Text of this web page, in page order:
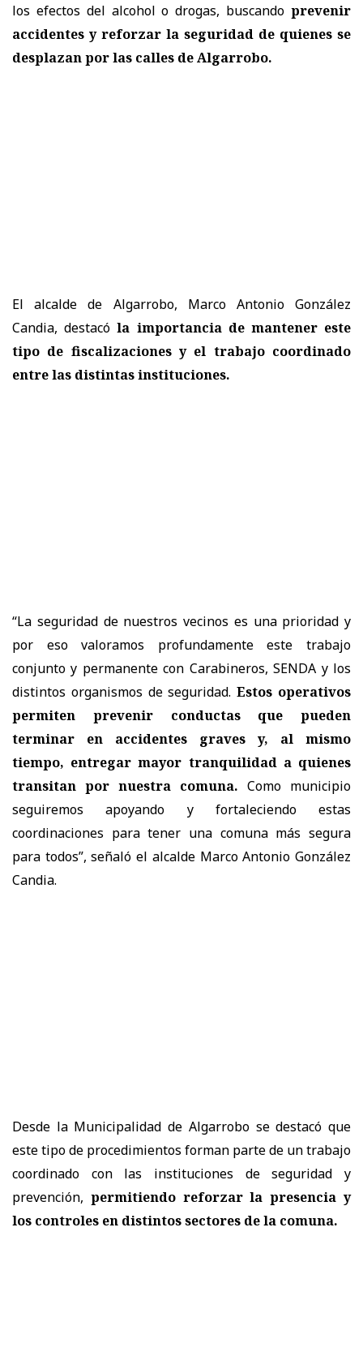
los efectos del alcohol o drogas, buscando prevenir
accidentes y reforzar la seguridad de quienes se
desplazan por las calles de Algarrobo.
El alcalde de Algarrobo, Marco Antonio González
Candia, destacó la importancia de mantener este
tipo de fiscalizaciones y el trabajo coordinado
entre las distintas instituciones.
“La seguridad de nuestros vecinos es una prioridad y
por eso valoramos profundamente este trabajo
conjunto y permanente con Carabineros, SENDA y los
distintos organismos de seguridad.Estos operativos
permiten prevenir conductas que pueden
terminar en accidentes graves y, al mismo
tiempo, entregar mayor tranquilidad a quienes
transitan por nuestra comuna. Como municipio
seguiremos apoyando y fortaleciendo estas
coordinaciones para tener una comuna más segura
para todos”, señaló el alcalde Marco Antonio González
Candia.
Desde la Municipalidad de Algarrobo se destacó que
este tipo de procedimientos forman parte de un trabajo
coordinado con las instituciones de seguridad y
prevención, permitiendo reforzar la presencia y
los controles en distintos sectores de la comuna.